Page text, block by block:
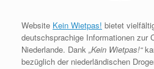
Website Kein Wietpas! bietet
deutschsprachige Informationen zur
Niederlande. Dank „Kein Wietpas!“
bezüglich der niederländischen